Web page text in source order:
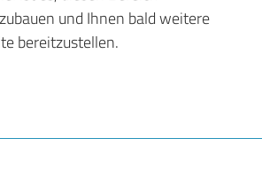
und Ihnen bald weitere
bereitzustellen.